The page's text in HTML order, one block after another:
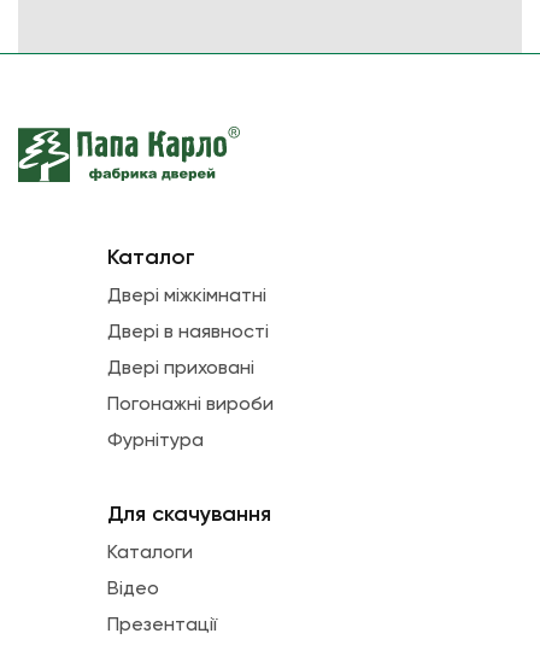
Каталог
Двері міжкімнатні
Двері в наявності
Двері приховані
Погонажні вироби
Фурнітура
Для скачування
Каталоги
Відео
Презентації